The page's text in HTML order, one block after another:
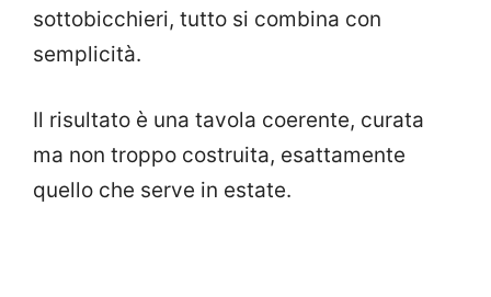
sottobicchieri, tutto si combina con
semplicità.
Il risultato è una tavola coerente, curata
ma non troppo costruita, esattamente
quello che serve in estate.